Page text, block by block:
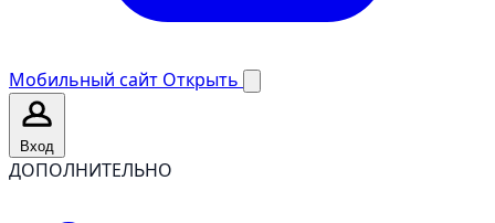
Мобильный сайт Открыть
Вход
ДОПОЛНИТЕЛЬНО